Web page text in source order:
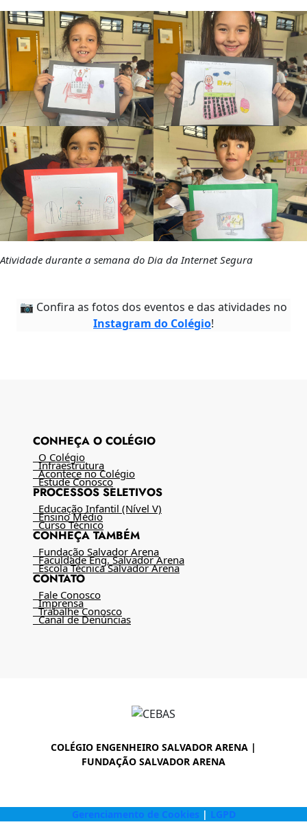
Atividade durante a semana do Dia da Internet Segura
📷 Confira as fotos dos eventos e das atividades no
Instagram do Colégio!
CONHEÇA O COLÉGIO
O Colégio
Infraestrutura
Acontece no Colégio
Estude Conosco
PROCESSOS SELETIVOS
Educação Infantil (Nível V)
Ensino Médio
Curso Técnico
CONHEÇA TAMBÉM
Fundação Salvador Arena
Faculdade Eng. Salvador Arena
Escola Técnica Salvador Arena
CONTATO
Fale Conosco
Imprensa
Trabalhe Conosco
Canal de Denúncias
COLÉGIO ENGENHEIRO SALVADOR ARENA |
FUNDAÇÃO SALVADOR ARENA
Gerenciamento de Cookies | LGPD